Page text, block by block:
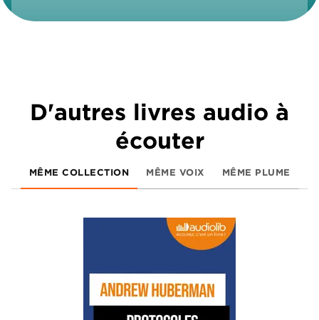
D'autres livres audio à
écouter
MÊME COLLECTION MÊME VOIX MÊME PLUME